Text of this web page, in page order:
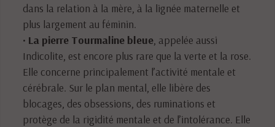
dans la relation à la mère, à la lignée maternelle et
plus largement au féminin.
• La pierre Tourmaline bleue , appelée aussi
Indicolite, est encore plus rare que la verte et la rose.
Elle concerne principalement l’activité mentale et
cérébrale. Sur le plan mental, elle libère des
blocages, des obsessions, des ruminations et
protège de la rigidité mentale et de l’intolérance. Elle